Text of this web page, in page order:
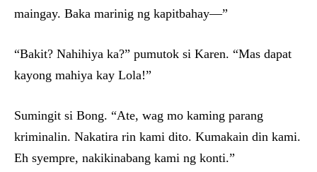
maingay. Baka marinig ng kapitbahay—”
“Bakit? Nahihiya ka?” pumutok si Karen. “Mas dapat
kayong mahiya kay Lola!”
Sumingit si Bong. “Ate, wag mo kaming parang
kriminalin. Nakatira rin kami dito. Kumakain din kami.
Eh syempre, nakikinabang kami ng konti.”